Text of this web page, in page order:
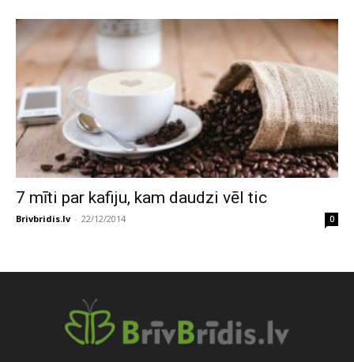
7 mīti par kafiju, kam daudzi vēl tic
Brivbridis.lv - 22/12/2014 0